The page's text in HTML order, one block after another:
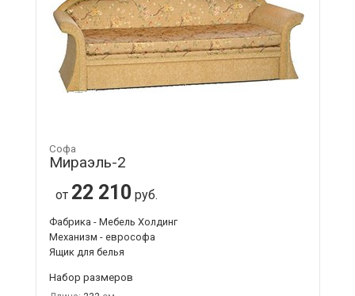
Софа
Мираэль-2
от 22 210 руб.
Фабрика - Мебель Холдинг
Механизм - еврософа
Ящик для белья
Набор размеров